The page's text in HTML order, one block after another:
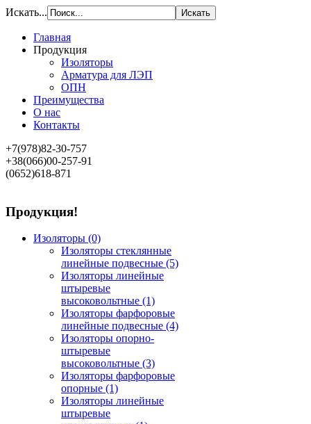
Искать...
Главная
Продукция
Изоляторы
Арматура для ЛЭП
ОПН
Преимущества
О нас
Контакты
+7(978)82-30-757
+38(066)00-257-91
(0652)618-871
Продукция!
Изоляторы (0)
Изоляторы стеклянные
линейные подвесные (5)
Изоляторы линейные
штыревые
высоковольтные (1)
Изоляторы фарфоровые
линейные подвесные (4)
Изоляторы опорно-
штыревые
высоковольтные (3)
Изоляторы фарфоровые
опорные (1)
Изоляторы линейные
штыревые